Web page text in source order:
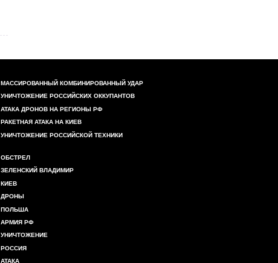
МАССИРОВАННЫЙ КОМБИНИРОВАННЫЙ УДАР
УНИЧТОЖЕНИЕ РОССИЙСКИХ ОККУПАНТОВ
АТАКА ДРОНОВ НА РЕГИОНЫ РФ
РАКЕТНАЯ АТАКА НА КИЕВ
УНИЧТОЖЕНИЕ РОССИЙСКОЙ ТЕХНИКИ
ОБСТРЕЛ
ЗЕЛЕНСКИЙ ВЛАДИМИР
КИЕВ
ДРОНЫ
ПОЛЬША
АРМИЯ РФ
УНИЧТОЖЕНИЕ
РОССИЯ
АТАКА